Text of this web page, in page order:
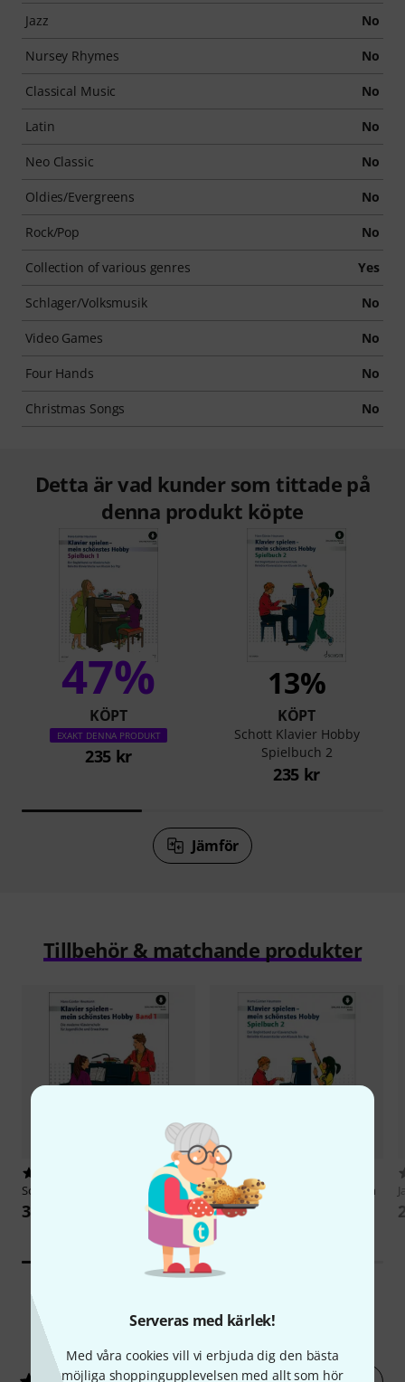
Serveras med kärlek!
Med våra cookies vill vi erbjuda dig den bästa
möjliga shoppingupplevelsen med allt som hör
Jazz No
Nursey Rhymes No
Classical Music No
Latin No
Neo Classic No
Oldies/Evergreens No
Rock/Pop No
Collection of various genres Yes
Schlager/Volksmusik No
Video Games No
Four Hands No
Christmas Songs No
Detta är vad kunder som tittade på
denna produkt köpte
47%
KÖPT
EXAKT DENNA PRODUKT
235 kr
13%
KÖPT
Schott Klavier Hobby
Spielbuch 2
235 kr
Jämför
Tillbehör & matchande produkter
Schott Klavier Spielen Hobby 1
329 kr
SchottKlavier Hobby Spielbuch
2